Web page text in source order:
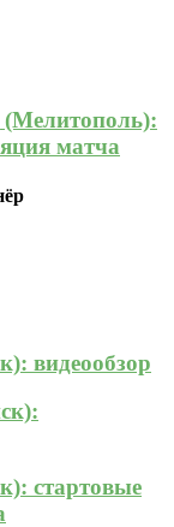
матча
видеообзор
стартовые